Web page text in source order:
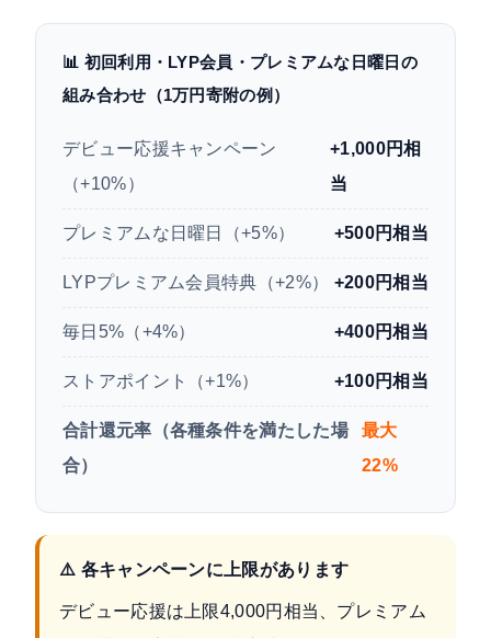
📊 初回利用・LYP会員・プレミアムな日曜日の
組み合わせ（1万円寄附の例）
デビュー応援キャンペーン
（+10%）
+1,000円相
当
プレミアムな日曜日（+5%） +500円相当
LYPプレミアム会員特典（+2%） +200円相当
毎日5%（+4%） +400円相当
ストアポイント（+1%） +100円相当
合計還元率（各種条件を満たした場
合）
最大
22%
⚠️ 各キャンペーンに上限があります
デビュー応援は上限4,000円相当、プレミアム